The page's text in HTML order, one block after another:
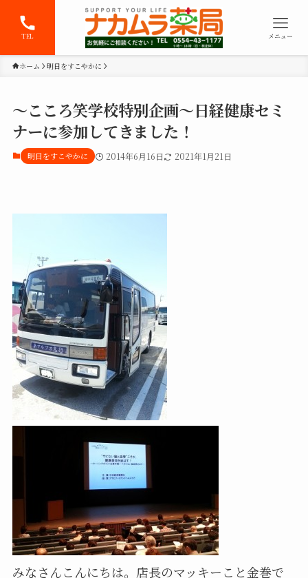
TEL メニュー
ホーム 明日をすこやかに
～こころ笑学校特別企画～日経健康セミ
ナーに参加してきました！
明日をすこやかに 2014年6月16日 2021年1月21日
みなさんこんにちは。店長のマッキーこと金巻で